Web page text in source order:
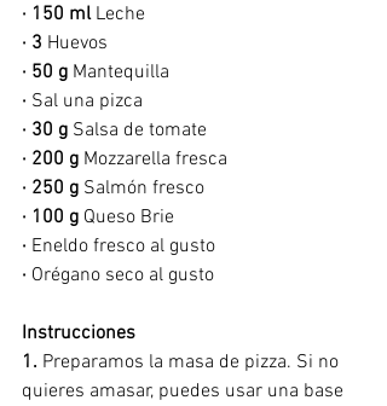
· 150 ml Leche
· 3 Huevos
· 50 g Mantequilla
· Sal una pizca
· 30 g Salsa de tomate
· 200 g Mozzarella fresca
· 250 g Salmón fresco
· 100 g Queso Brie
· Eneldo fresco al gusto
· Orégano seco al gusto
Instrucciones
1. Preparamos la masa de pizza. Si no
quieres amasar, puedes usar una base